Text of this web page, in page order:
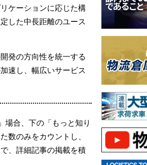
ケーションに応じた構
した中長距離のユース
発の方向性を統一する
速し、幅広いサービス
場合、下の「もっと知り
数のみをカウントし、
、詳細記事の掲載を積